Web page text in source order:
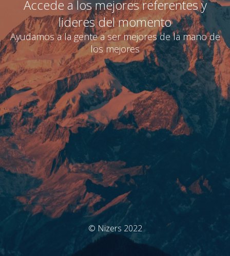
Accede a los mejores referentes y
lideres del momento
Ayudamos a la gente a ser mejores de la mano de
los mejores
© Nizers 2022